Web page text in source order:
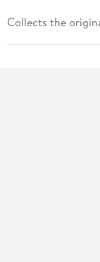
Collects the